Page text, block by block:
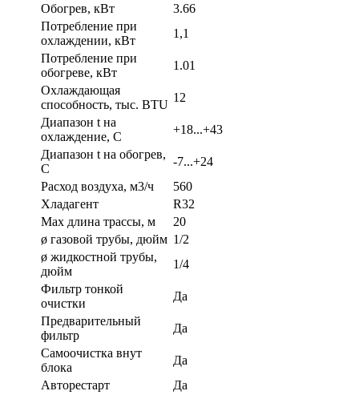
Обогрев, кВт
3.66
Потребление при
охлаждении, кВт
1,1
Потребление при
обогреве, кВт
1.01
Охлаждающая
способность, тыс. BTU
12
Диапазон t на
охлаждение, С
+18...+43
Диапазон t на обогрев,
С
-7...+24
Расход воздуха, м3/ч
560
Хладагент
R32
Max длина трассы, м
20
ø газовой трубы, дюйм 1/2
ø жидкостной трубы,
дюйм
1/4
Фильтр тонкой
очистки
Да
Предварительный
фильтр
Да
Самоочистка внут
блока
Да
Авторестарт
Да